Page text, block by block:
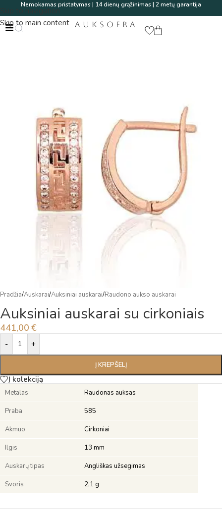
Skip to navigation
Skip to main content
Nemokamas pristatymas | 14 dienų grąžinimas | 2 metų garantija
AUKSOERA
Pradžia/Auskarai/Auksiniai auskarai/Raudono aukso auskarai
Auksiniai auskarai su cirkoniais
441,00 €
- +
Į KREPŠELĮ
Alternative:
Į kolekciją
Metalas Raudonas auksas
Praba 585
Akmuo Cirkoniai
Ilgis 13 mm
Auskarų tipas Angliškas užsegimas
Svoris 2,1 g